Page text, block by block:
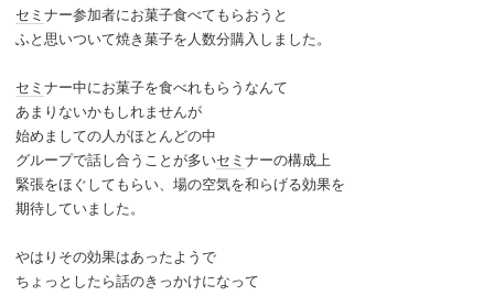
セミ ナー参加者にお菓子食べてもらおうと
ふと思いついて焼き菓子を人数分購入しました。
セミ ナー中にお菓子を食べれもらうなんて
あまりないかもしれませんが
始めましての人がほとんどの中
グループで話し合うことが多いセミ ナーの構成上
緊張をほぐしてもらい、場の空気を和らげる効果を
期待していました。
やはりその効果はあったようで
ちょっとしたら話のきっかけになって